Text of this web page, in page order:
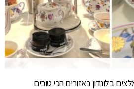
בלונדון באזורים הכי טובים